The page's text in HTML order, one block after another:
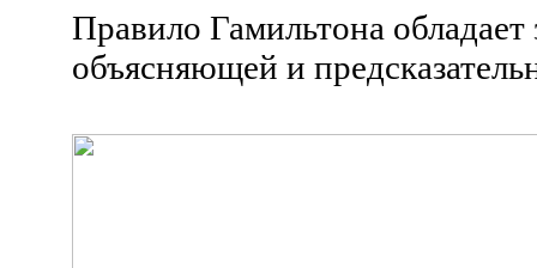
Правило Гамильтона обладает
объясняющей и